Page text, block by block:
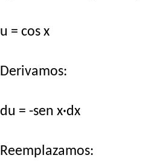
u = cos x
Derivamos:
du = -sen x·dx
Reemplazamos: